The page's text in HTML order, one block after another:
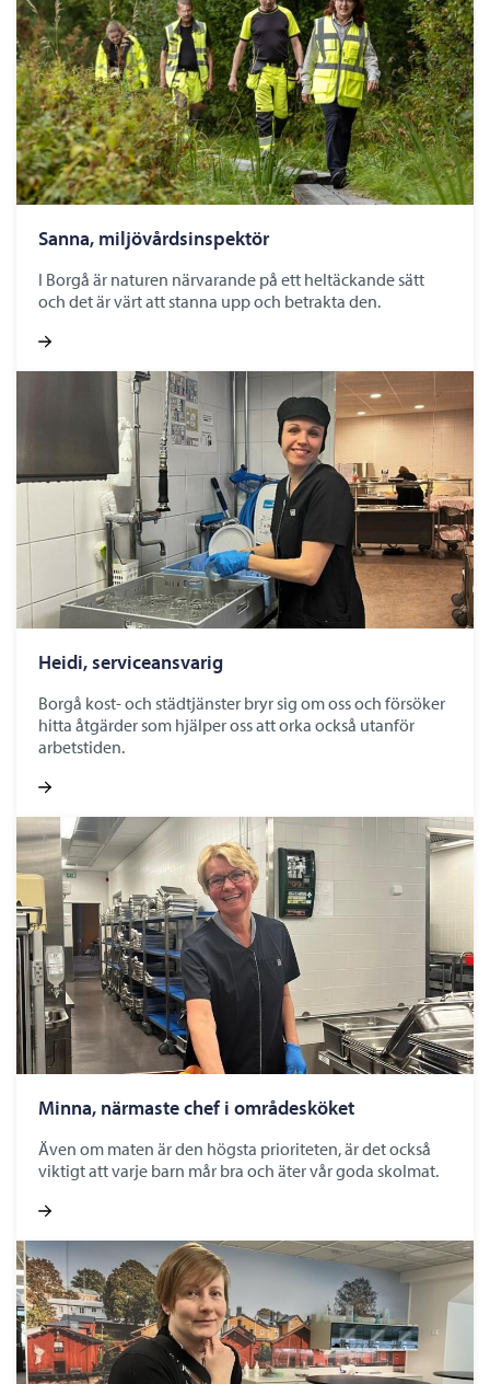
Sanna, miljövårdsinspektör
I Borgå är naturen närvarande på ett heltäckande sätt
och det är värt att stanna upp och betrakta den.
Heidi, serviceansvarig
Borgå kost- och städtjänster bryr sig om oss och försöker
hitta åtgärder som hjälper oss att orka också utanför
arbetstiden.
Minna, närmaste chef i områdesköket
Även om maten är den högsta prioriteten, är det också
viktigt att varje barn mår bra och äter vår goda skolmat.